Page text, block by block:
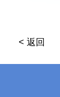
< 返回